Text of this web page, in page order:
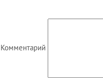
Комментарий